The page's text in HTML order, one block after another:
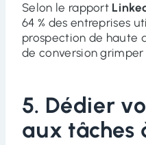
Selon le rapport
64 % des entreprises
prospection de haute
de conversion grimper
5. Dédier
aux tâches